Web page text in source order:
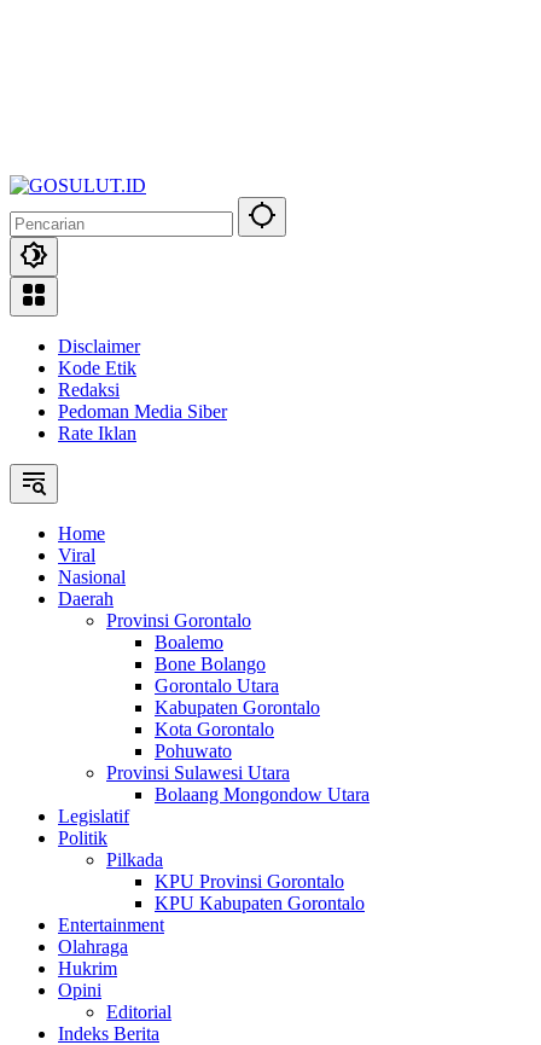
Disclaimer
Kode Etik
Redaksi
Pedoman Media Siber
Rate Iklan
Home
Viral
Nasional
Daerah
Provinsi Gorontalo
Boalemo
Bone Bolango
Gorontalo Utara
Kabupaten Gorontalo
Kota Gorontalo
Pohuwato
Provinsi Sulawesi Utara
Bolaang Mongondow Utara
Legislatif
Politik
Pilkada
KPU Provinsi Gorontalo
KPU Kabupaten Gorontalo
Entertainment
Olahraga
Hukrim
Opini
Editorial
Indeks Berita